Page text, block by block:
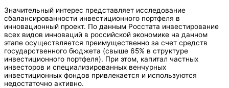
Значительный интерес представляет исследование
сбалансированности инвестиционного портфеля в
инновационный проект. По данным Росстата инвестирование
всех видов инноваций в российской экономике на данном
этапе осуществляется преимущественно за счет средств
государственного бюджета (свыше 65% в структуре
инвестиционного портфеля). При этом, капитал частных
инвесторов и специализированных венчурных
инвестиционных фондов привлекается и используются
недостаточно активно.